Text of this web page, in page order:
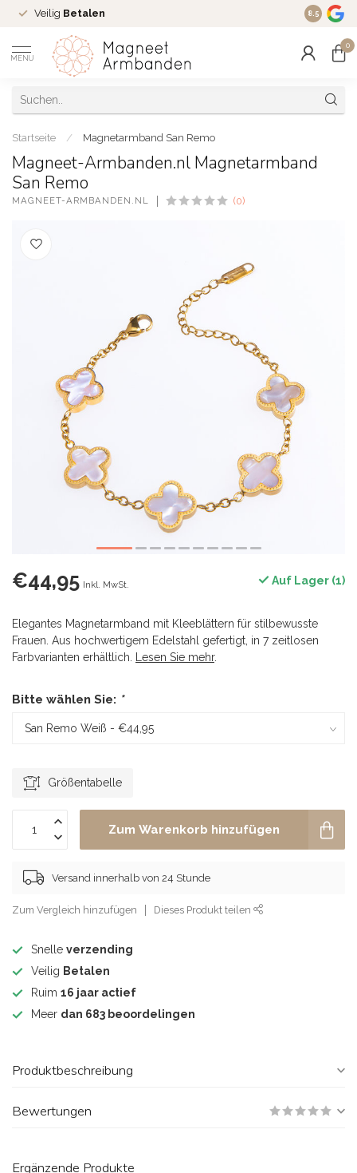
Veilig Betalen Ruim 16
8.5
MENU
0
Startseite / Magnetarmband San Remo
Magneet-Armbanden.nl Magnetarmband
San Remo
MAGNEET-ARMBANDEN.NL (0)
€44,95 Inkl. MwSt. Auf Lager (1)
Elegantes Magnetarmband mit Kleeblättern für stilbewusste
Frauen. Aus hochwertigem Edelstahl gefertigt, in 7 zeitlosen
Farbvarianten erhältlich.
Lesen Sie mehr.
Bitte wählen Sie: *
Größentabelle
Zum Warenkorb hinzufügen
Versand innerhalb von 24 Stunde
Zum Vergleich hinzufügen Dieses Produkt teilen
Snelle verzending
Veilig Betalen
Ruim 16 jaar actief
Meer dan 683 beoordelingen
Produktbeschreibung
Bewertungen
Ergänzende Produkte